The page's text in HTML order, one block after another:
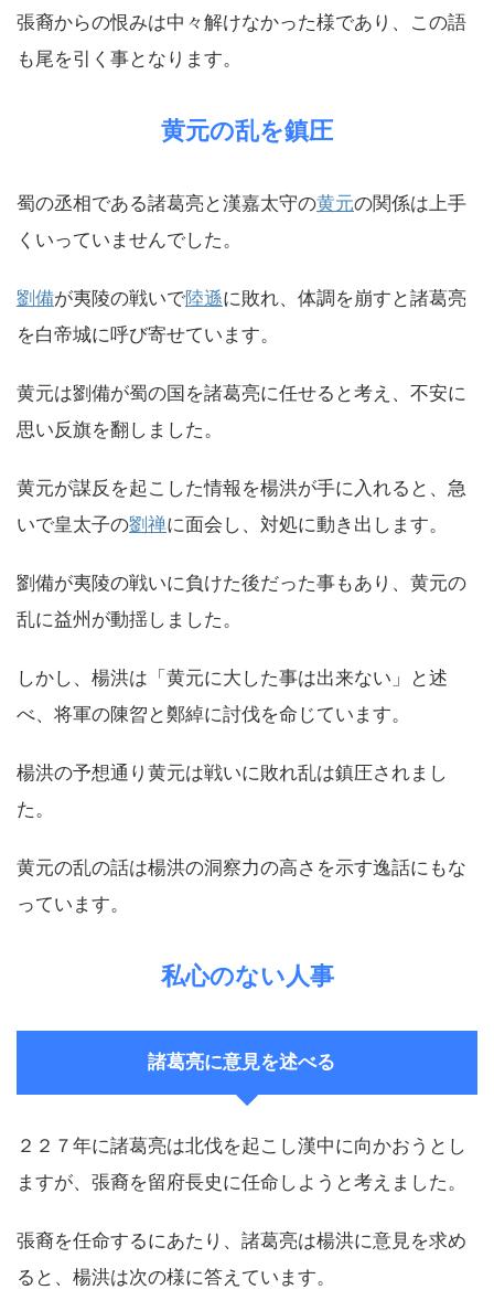
張裔からの恨みは中々解けなかった様であり、この語
も尾を引く事となります。
黄元の乱を鎮圧
蜀の丞相である諸葛亮と漢嘉太守の黄元の関係は上手
くいっていませんでした。
劉備が夷陵の戦いで陸遜に敗れ、体調を崩すと諸葛亮
を白帝城に呼び寄せています。
黄元は劉備が蜀の国を諸葛亮に任せると考え、不安に
思い反旗を翻しました。
黄元が謀反を起こした情報を楊洪が手に入れると、急
いで皇太子の劉禅に面会し、対処に動き出します。
劉備が夷陵の戦いに負けた後だった事もあり、黄元の
乱に益州が動揺しました。
しかし、楊洪は「黄元に大した事は出来ない」と述
べ、将軍の陳曶と鄭綽に討伐を命じています。
楊洪の予想通り黄元は戦いに敗れ乱は鎮圧されまし
た。
黄元の乱の話は楊洪の洞察力の高さを示す逸話にもな
っています。
私心のない人事
諸葛亮に意見を述べる
２２７年に諸葛亮は北伐を起こし漢中に向かおうとし
ますが、張裔を留府長史に任命しようと考えました。
張裔を任命するにあたり、諸葛亮は楊洪に意見を求め
ると、楊洪は次の様に答えています。